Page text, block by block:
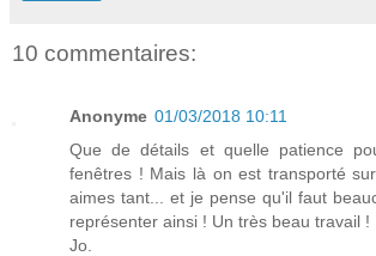
10 commentaires:
Anonyme 01/03/2018 10:11
Que de détails et quelle patience
fenêtres ! Mais là on est transporté
aimes tant... et je pense qu'il faut
représenter ainsi ! Un très beau travail !
Jo.